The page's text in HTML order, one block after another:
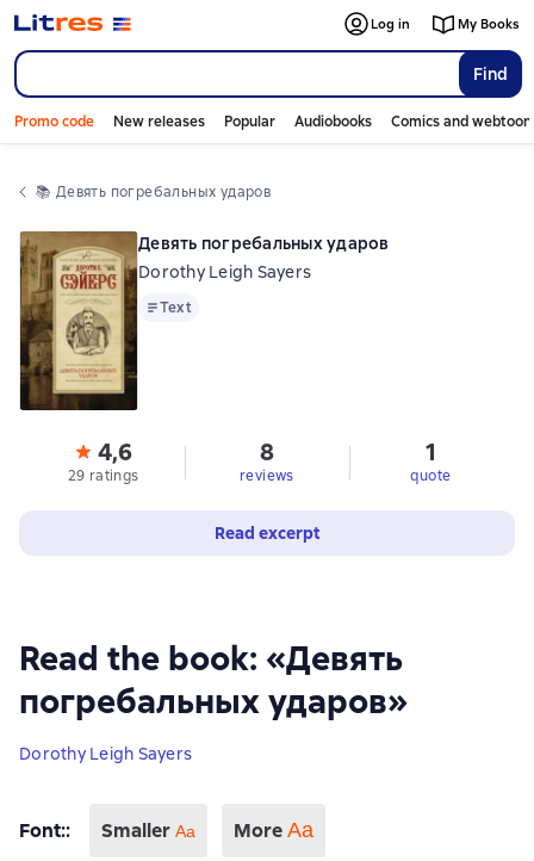
Find
Log in My Books
Promo code New releases Popular Audiobooks Comics and
📚 Девять погребальных ударов
Read the book: «Девять
погребальных ударов»
Dorothy Leigh Sayers
Font:: Smaller Aa More Аа
Девять погребальных ударов
Dorothy Leigh Sayers
TextText
4,6
29 ratings
8
reviews
1
quote
Read excerpt